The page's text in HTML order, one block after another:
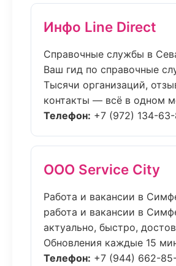
Инфо Line Direct
Справочные службы в
Ваш гид по справочные
Тысячи организаций,
контакты — всё в одном
Телефон: +7 (972) 134-
ООО Service City
Работа и вакансии в
работа и вакансии в
актуально, быстро,
Обновления каждые 15
Телефон: +7 (944) 662-